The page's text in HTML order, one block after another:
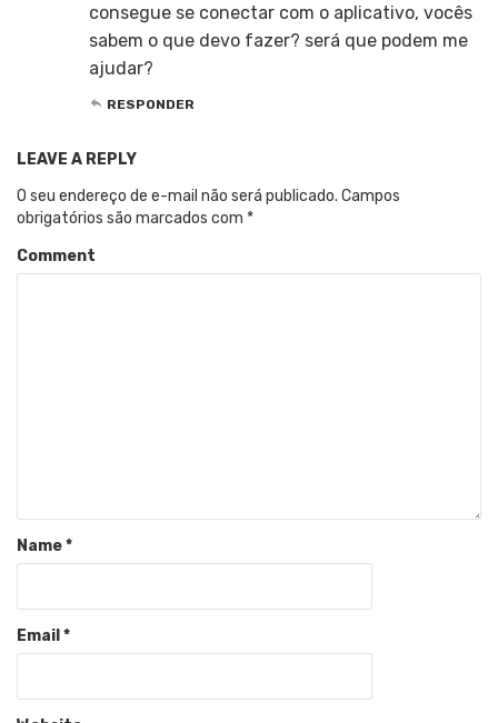
consegue se conectar com o aplicativo, vocês
sabem o que devo fazer? será que podem me
ajudar?
RESPONDER
LEAVE A REPLY
O seu endereço de e-mail não será publicado. Campos
obrigatórios são marcados com *
Comment
Name*
Email *